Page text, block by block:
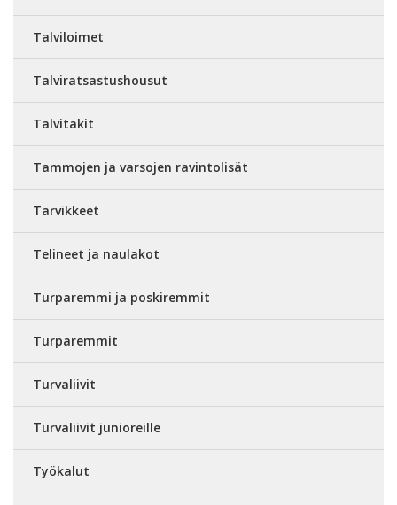
Talviloimet
Talviratsastushousut
Talvitakit
Tammojen ja varsojen ravintolisät
Tarvikkeet
Telineet ja naulakot
Turparemmi ja poskiremmit
Turparemmit
Turvaliivit
Turvaliivit junioreille
Työkalut